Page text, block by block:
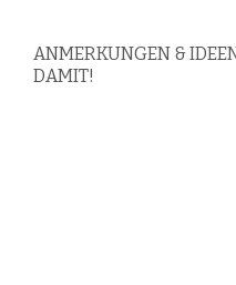
ANMERKUNGEN &
DAMIT!